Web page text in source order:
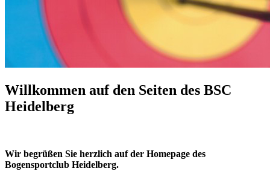
Willkommen auf den Seiten des BSC
Heidelberg
Wir begrüßen Sie herzlich auf der Homepage des
Bogensportclub Heidelberg.